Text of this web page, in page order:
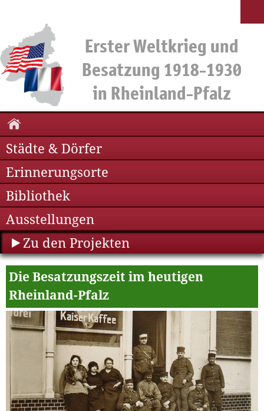
Städte & Dörfer
Erinnerungsorte
Bibliothek
Ausstellungen
Zu den Projekten
Die Besatzungszeit im heutigen
Rheinland-Pfalz